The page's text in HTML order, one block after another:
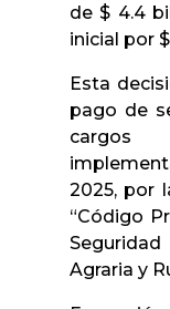
de $ 4.4
inicial por
Esta
pago de
2025, por
“Código
Agraria y